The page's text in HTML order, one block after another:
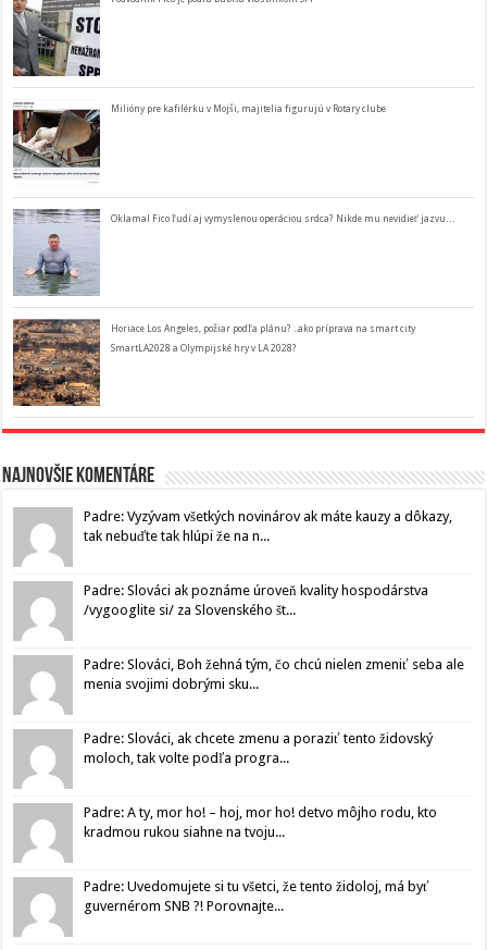
Milióny pre kafilérku v Mojši, majitelia figurujú v Rotary clube
Oklamal Fico ľudí aj vymyslenou operáciou srdca? Nikde mu nevidieť jazvu…
Horiace Los Angeles, požiar podľa plánu? ..ako príprava na smart city
SmartLA2028 a Olympijské hry v LA 2028?
Najnovšie komentáre
Padre: Vyzývam všetkých novinárov ak máte kauzy a dôkazy,
tak nebuďte tak hlúpi že na n...
Padre: Slováci ak poznáme úroveň kvality hospodárstva
/vygooglite si/ za Slovenského št...
Padre: Slováci, Boh žehná tým, čo chcú nielen zmeniť seba ale
menia svojimi dobrými sku...
Padre: Slováci, ak chcete zmenu a poraziť tento židovský
moloch, tak volte podľa progra...
Padre: A ty, mor ho! – hoj, mor ho! detvo môjho rodu, kto
kradmou rukou siahne na tvoju...
Padre: Uvedomujete si tu všetci, že tento židoloj, má byť
guvernérom SNB ?! Porovnajte...